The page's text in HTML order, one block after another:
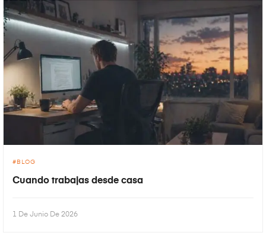
BLOG
Cuando trabajas desde casa
1 De Junio De 2026